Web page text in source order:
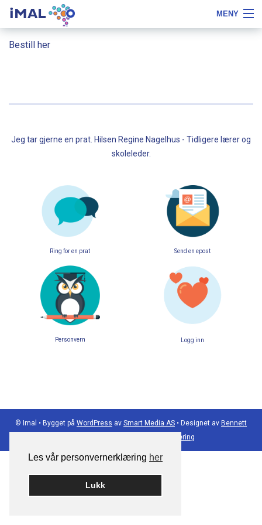
Les vår personvernerklæring her
Lukk
iMAL MENY
Om iMAL
PPT
Hopp
Fontstørrelse
tipsBestill her
Jeg tar gjerne en prat. Hilsen Regine Nagelhus - Tidligere lærer og
skoleleder.
Ring for en prat Send en epost
Personvern Logg inn
© Imal • Bygget på WordPress av Smart Media AS • Designet av Bennett
Personuppgiftshantering